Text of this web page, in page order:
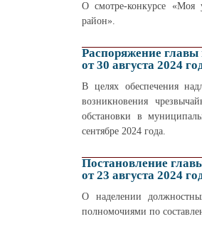
О смотре-конкурсе «Моя
район».
Распоряжение
от 30 августа 2024
В целях обеспечения
возникновения
обстановки в
сентябре 2024 года.
Постановление
от 23 августа 2024
О наделении
полномочиями по